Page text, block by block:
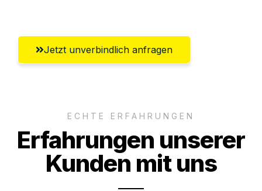
Jetzt unverbindlich anfragen
ECHTE ERFAHRUNGEN
Erfahrungen unserer
Kunden mit uns